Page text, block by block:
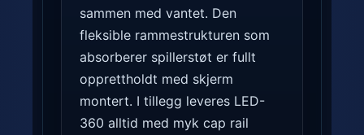
sammen med vantet. Den
fleksible rammestrukturen som
absorberer spillerstøt er fullt
opprettholdt med skjerm
montert. I tillegg leveres LED-
360 alltid med myk cap rail